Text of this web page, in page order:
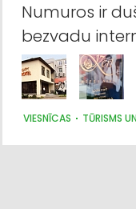
Numuros ir
bezvadu
VIESNĪCAS TŪRISMS